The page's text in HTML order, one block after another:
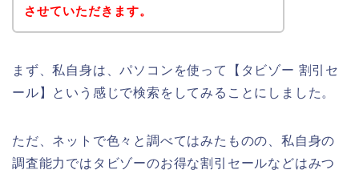
させていただきます。
まず、私自身は、パソコンを使って【タビゾー 割引セ
ール】という感じで検索をしてみることにしました。
ただ、ネットで色々と調べてはみたものの、私自身の
調査能力ではタビゾーのお得な割引セールなどはみつ